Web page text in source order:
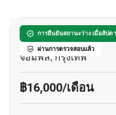
การยืนยันสถานะว่าง เมื่อสัปด
ผ่านการตรวจสอบแล้ว
อีควิน๊อกซ์ พหล-วิ
จอมพล, กรุงเทพ
฿16,000/เดือน